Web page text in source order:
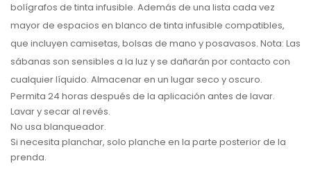
bolígrafos de tinta infusible. Además de una lista cada vez
mayor de espacios en blanco de tinta infusible compatibles,
que incluyen camisetas, bolsas de mano y posavasos. Nota: Las
sábanas son sensibles a la luz y se dañarán por contacto con
cualquier líquido. Almacenar en un lugar seco y oscuro.
Permita 24 horas después de la aplicación antes de lavar.
Lavar y secar al revés.
No usa blanqueador.
Si necesita planchar, solo planche en la parte posterior de la
prenda.